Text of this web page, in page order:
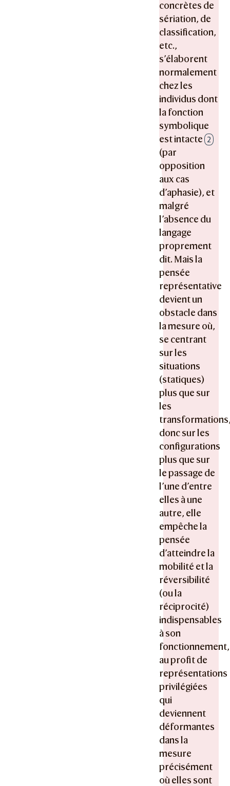
concrètes de
sériation, de
classification,
etc.,
s’élaborent
normalement
chez les
individus dont
la fonction
symbolique
est intacte 2
(par
opposition
aux cas
d’aphasie), et
malgré
l’absence du
langage
proprement
dit. Mais la
pensée
représentative
devient un
obstacle dans
la mesure où,
se centrant
sur les
situations
(statiques)
plus que sur
les
donc sur les
configurations
plus que sur
le passage de
l’une d’entre
elles à une
autre, elle
empêche la
pensée
d’atteindre la
mobilité et la
réversibilité
(ou la
réciprocité)
indispensables
à son
fonctionnement,
au profit de
représentations
privilégiées
qui
deviennent
déformantes
dans la
mesure
précisément
où elles sont